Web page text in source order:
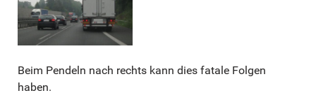
Beim Pendeln nach rechts kann dies fatale Folgen
haben.